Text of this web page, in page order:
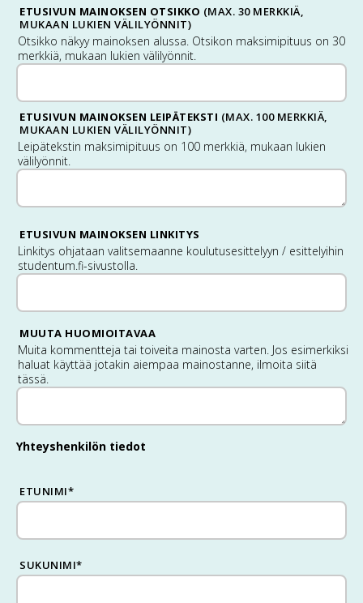
ETUSIVUN MAINOKSEN OTSIKKO (MAX. 30 MERKKIÄ,
MUKAAN LUKIEN VÄLILYÖNNIT)
Otsikko näkyy mainoksen alussa. Otsikon maksimipituus on 30
merkkiä, mukaan lukien välilyönnit.
ETUSIVUN MAINOKSEN LEIPÄTEKSTI (MAX. 100 MERKKIÄ,
MUKAAN LUKIEN VÄLILYÖNNIT)
Leipätekstin maksimipituus on 100 merkkiä, mukaan lukien
välilyönnit.
ETUSIVUN MAINOKSEN LINKITYS
Linkitys ohjataan valitsemaanne koulutusesittelyyn / esittelyihin
studentum.fi-sivustolla.
MUUTA HUOMIOITAVAA
Muita kommentteja tai toiveita mainosta varten. Jos esimerkiksi
haluat käyttää jotakin aiempaa mainostanne, ilmoita siitä
tässä.
Yhteyshenkilön tiedot
ETUNIMI*
SUKUNIMI*